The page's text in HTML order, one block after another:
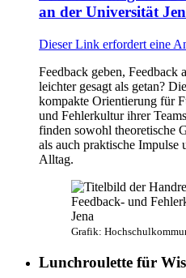
an der Universität
Dieser Link erfordert eine
Feedback geben, Feedback
leichter gesagt als getan?
kompakte Orientierung für
und Fehlerkultur ihrer
finden sowohl theoretische
als auch praktische Impulse
Alltag.
Grafik:
Lunchroulette für